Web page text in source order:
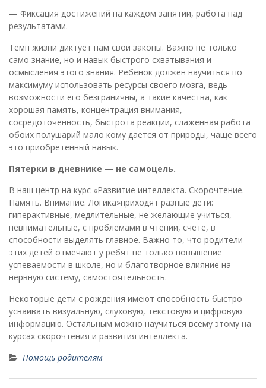
— Фиксация достижений на каждом занятии, работа над
результатами.
Темп жизни диктует нам свои законы. Важно не только
само знание, но и навык быстрого схватывания и
осмысления этого знания. Ребенок должен научиться по
максимуму использовать ресурсы своего мозга, ведь
возможности его безграничны, а такие качества, как
хорошая память, концентрация внимания,
сосредоточенность, быстрота реакции, слаженная работа
обоих полушарий мало кому дается от природы, чаще всего
это приобретенный навык.
Пятерки в дневнике — не самоцель.
В наш центр на курс «Развитие интеллекта. Скорочтение.
Память. Внимание. Логика»приходят разные дети:
гиперактивные, медлительные, не желающие учиться,
невнимательные, с проблемами в чтении, счёте, в
способности выделять главное. Важно то, что родители
этих детей отмечают у ребят не только повышение
успеваемости в школе, но и благотворное влияние на
нервную систему, самостоятельность.
Некоторые дети с рождения имеют способность быстро
усваивать визуальную, слуховую, текстовую и цифровую
информацию. Остальным можно научиться всему этому на
курсах скорочтения и развития интеллекта.
Помощь родителям